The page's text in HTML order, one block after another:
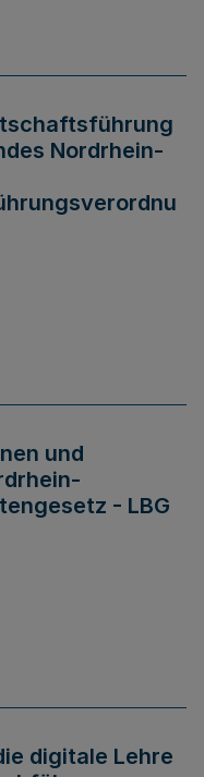
Nordrhein-
und
- LBG
digitale Lehre